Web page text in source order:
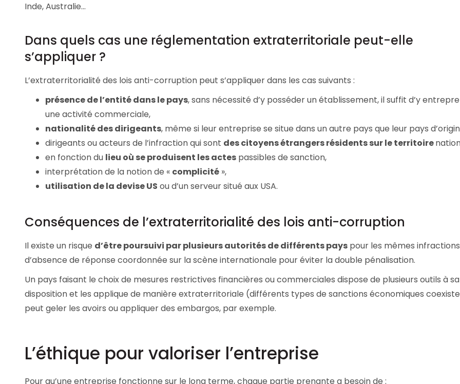
Inde, Australie…
Dans quels cas une réglementation extraterritoriale peut-elle
s’appliquer ?
L’extraterritorialité des lois anti-corruption peut s’appliquer dans les cas suivants :
présence de l’entité dans le pays, sans nécessité d’y posséder un établissement, il suffit d’y
une activité commerciale,
nationalité des dirigeants, même si leur entreprise se situe dans un autre pays que leur pays
dirigeants ou acteurs de l’infraction qui sont des citoyens étrangers résidents sur le territoire
en fonction du lieu où se produisent les actes passibles de sanction,
interprétation de la notion de « complicité »,
utilisation de la devise US ou d’un serveur situé aux USA.
Conséquences de l’extraterritorialité des lois anti-corruption
Il existe un risque d’être poursuivi par plusieurs autorités de différents pays pour les mêmes
d’absence de réponse coordonnée sur la scène internationale pour éviter la double pénalisation.
Un pays faisant le choix de mesures restrictives financières ou commerciales dispose de plusieurs outils à sa
disposition et les applique de manière extraterritoriale (différents types de sanctions économiques
peut geler les avoirs ou appliquer des embargos, par exemple.
L’éthique pour valoriser l’entreprise
Pour qu’une entreprise fonctionne sur le long terme, chaque partie prenante a besoin de :